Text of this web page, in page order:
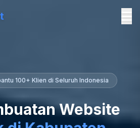
100+ Klien di Seluruh Indonesia
Website